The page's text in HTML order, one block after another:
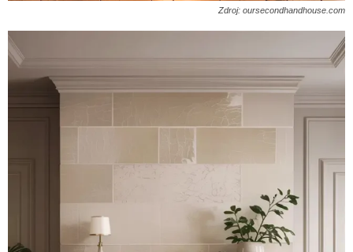
Zdroj: oursecondhandhouse.com